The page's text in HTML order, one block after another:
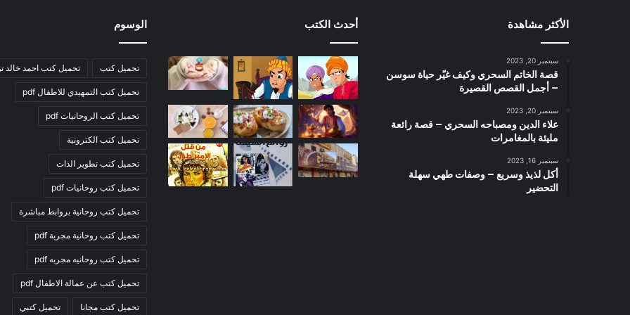
الأكثر مشاهدة
سبتمبر 20, 2023
قصة الخاتم السحري وكيف غيّر حياة سوسن
– أجمل القصص القصيرة
سبتمبر 20, 2023
علاء الدين ومصباحه السحري – قصة رائعة
مليئة بالمغامرات
سبتمبر 16, 2023
أكل لذيذ وسريع – وصفات طهي سهلة
التحضير
أحدث الكتب الوسوم
تحميل كتب تحميل كتب احمد خالد
تحميل كتب التمهيدي للاطفال pdf
تحميل كتب الروحانيات pdf
تحميل كتب الكترونية
تحميل كتب تطوير الذات
تحميل كتب روحانيات pdf
تحميل كتب روحانية بروابط مباشرة
تحميل كتب روحانية مجربة pdf
تحميل كتب روحانيه مجربه pdf
تحميل كتب عن عمالة الاطفال pdf
تحميل كتب مجانا تحميل كتبي